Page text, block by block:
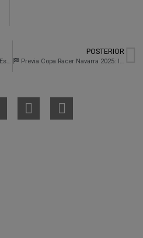
🏆 Primer podio internacional en Estoril: una carrera loca, luchada hasta el final
POSTERIOR
🏁 Previa Copa Racer Navarra 2025: llegamos a Los Arcos en plena lucha por el campeonato